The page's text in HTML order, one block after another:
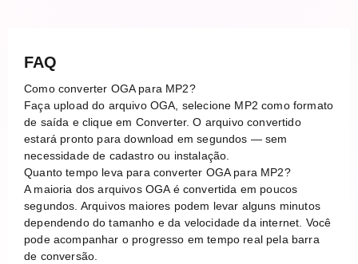
FAQ
Como converter OGA para MP2?
Faça upload do arquivo OGA, selecione MP2 como formato
de saída e clique em Converter. O arquivo convertido
estará pronto para download em segundos — sem
necessidade de cadastro ou instalação.
Quanto tempo leva para converter OGA para MP2?
A maioria dos arquivos OGA é convertida em poucos
segundos. Arquivos maiores podem levar alguns minutos
dependendo do tamanho e da velocidade da internet. Você
pode acompanhar o progresso em tempo real pela barra
de conversão.